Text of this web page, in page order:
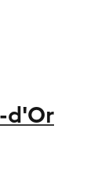
d'Or